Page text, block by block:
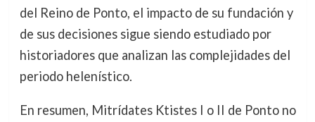
del Reino de Ponto, el impacto de su fundación y
de sus decisiones sigue siendo estudiado por
historiadores que analizan las complejidades del
periodo helenístico.
En resumen, Mitrídates Ktistes I o II de Ponto no